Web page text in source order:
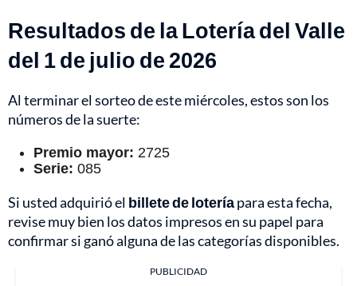
Resultados de la Lotería del Valle
del 1 de julio de 2026
Al terminar el sorteo de este miércoles, estos son los
números de la suerte:
Premio mayor: 2725
Serie: 085
Si usted adquirió el billete de loteríapara esta fecha,
revise muy bien los datos impresos en su papel para
confirmar si ganó alguna de las categorías disponibles.
PUBLICIDAD